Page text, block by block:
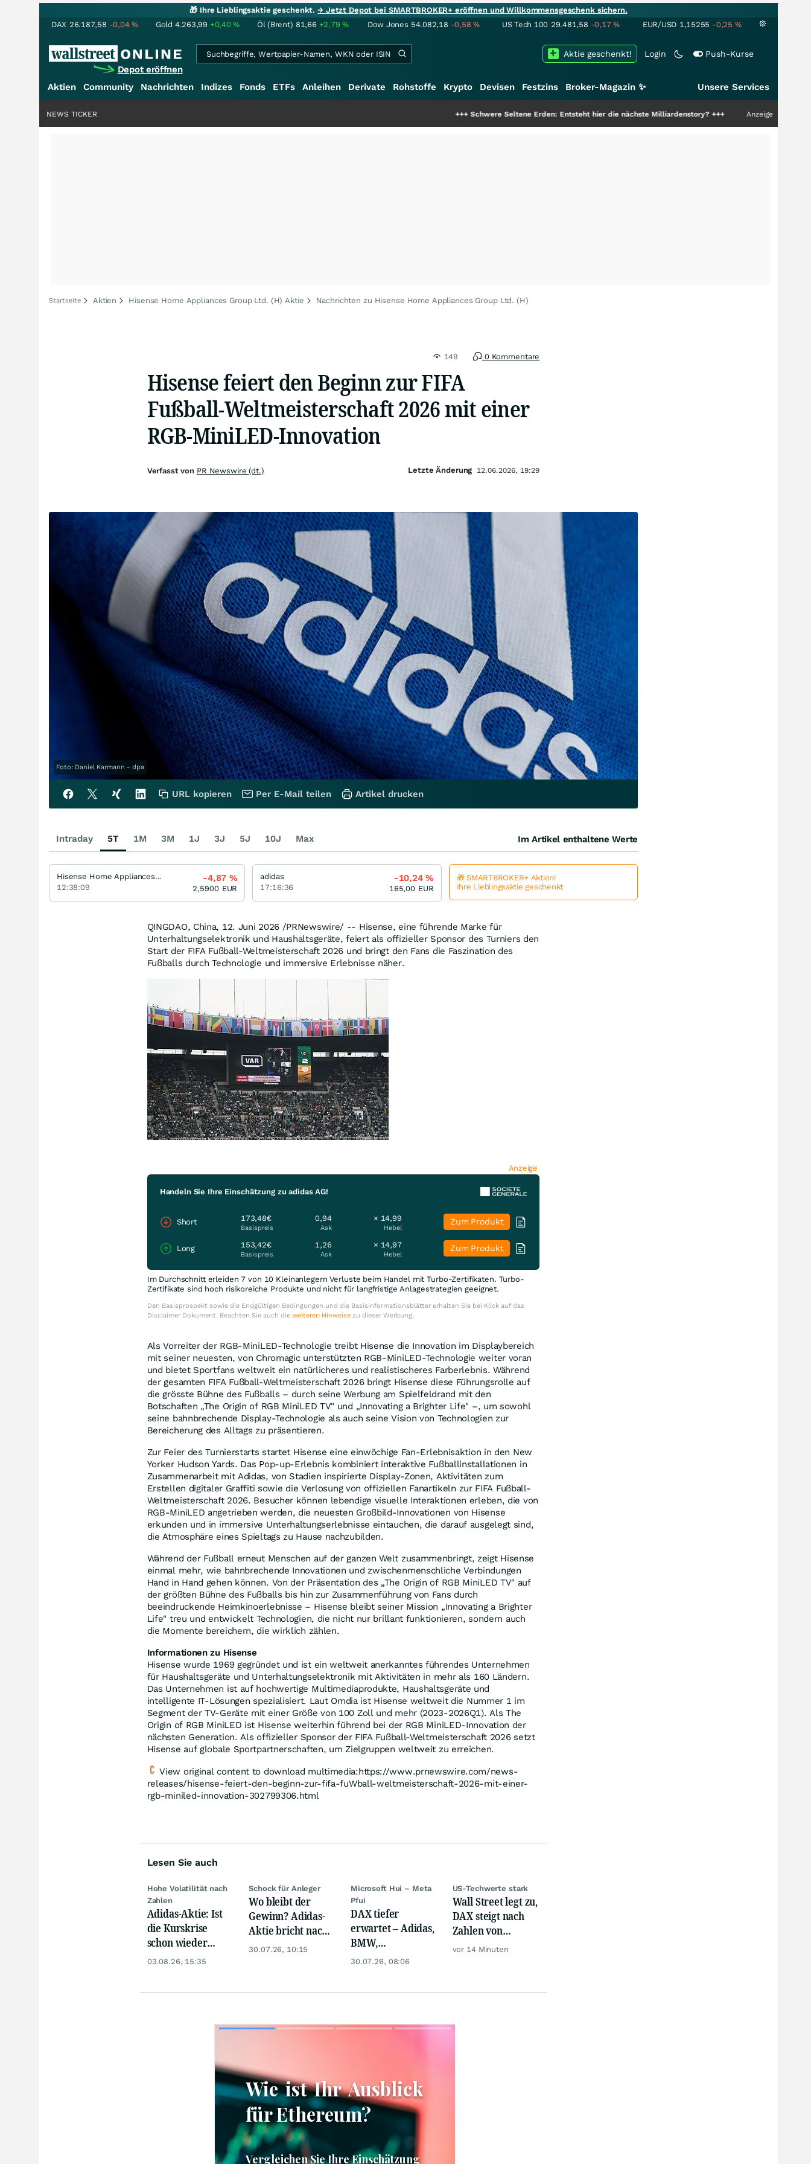
🎁 Ihre Lieblingsaktie geschenkt.→ Jetzt Depot bei SMARTBROKER+ eröffnen und Willkommensgeschenk sichern.
DAX 26.187,58 -0,04% Gold 4.263,99 +0,40% Öl (Brent) 81,66 +2,79% Dow Jones 54.082,18 -0,58% US Tech 100 29.481,58 -0,17% EUR/USD 1,15255 -0,25 %
Depot eröffnen
Login Push-Kurse
Aktie geschenkt!
Aktien Community Nachrichten Indizes Fonds ETFs Anleihen Derivate Rohstoffe Krypto Devisen Festzins Broker-Magazin ✨ Unsere Services
Schwere Seltene Erden: Entsteht hier die nächste Milliardenstory?+++ Anzeige
NEWS TICKER
Startseite Aktien Hisense Home Appliances Group Ltd. (H) Aktie Nachrichten zu Hisense Home Appliances Group Ltd. (H)
149 0 Kommentare
Hisense feiert den Beginn zur FIFA
Fußball-Weltmeisterschaft 2026 mit einer
RGB-MiniLED-Innovation
Foto: Daniel Karmann - dpa
QINGDAO, China, 12. Juni 2026/PRNewswire/ -- Hisense, eine führende Marke für
Unterhaltungselektronik und Haushaltsgeräte, feiert als offizieller Sponsor des Turniers den
Start der FIFA Fußball-Weltmeisterschaft 2026 und bringt den Fans die Faszination des
Fußballs durch Technologie und immersive Erlebnisse näher.
Anzeige
Handeln Sie Ihre Einschätzung zu adidas AG!
Short 173,48€
Basispreis
0,94
Ask
× 14,99
Hebel
Zum Produkt
Long 153,42€
Basispreis
1,26
Ask
× 14,97
Hebel
Zum Produkt
Im Durchschnitt erleiden 7 von 10 Kleinanlegern Verluste beim Handel mit Turbo-Zertifikaten. Turbo-
Zertifikate sind hoch risikoreiche Produkte und nicht für langfristige Anlagestrategien geeignet.
Den Basisprospekt sowie die Endgültigen Bedingungen und die Basisinformationsblätter erhalten Sie bei Klick auf das
Disclaimer Dokument. Beachten Sie auch die weiteren Hinweisezu dieser Werbung.
Als Vorreiter der RGB-MiniLED-Technologie treibt Hisense die Innovation im Displaybereich
mit seiner neuesten, von Chromagic unterstützten RGB-MiniLED-Technologie weiter voran
und bietet Sportfans weltweit ein natürlicheres und realistischeres Farberlebnis. Während
der gesamten FIFA Fußball-Weltmeisterschaft 2026 bringt Hisense diese Führungsrolle auf
die grösste Bühne des Fußballs – durch seine Werbung am Spielfeldrand mit den
Botschaften „The Origin of RGB MiniLED TV" und „Innovating a Brighter Life" –, um sowohl
seine bahnbrechende Display-Technologie als auch seine Vision von Technologien zur
Bereicherung des Alltags zu präsentieren.
Zur Feier des Turnierstarts startet Hisense eine einwöchige Fan-Erlebnisaktion in den New
Yorker Hudson Yards. Das Pop-up-Erlebnis kombiniert interaktive Fußballinstallationen in
Zusammenarbeit mit Adidas, von Stadien inspirierte Display-Zonen, Aktivitäten zum
Erstellen digitaler Graffiti sowie die Verlosung von offiziellen Fanartikeln zur FIFA Fußball-
Weltmeisterschaft 2026. Besucher können lebendige visuelle Interaktionen erleben, die von
RGB-MiniLED angetrieben werden, die neuesten Großbild-Innovationen von Hisense
erkunden und in immersive Unterhaltungserlebnisse eintauchen, die darauf ausgelegt sind,
die Atmosphäre eines Spieltags zu Hause nachzubilden.
Während der Fußball erneut Menschen auf der ganzen Welt zusammenbringt, zeigt Hisense
einmal mehr, wie bahnbrechende Innovationen und zwischenmenschliche Verbindungen
Hand in Hand gehen können. Von der Präsentation des „The Origin of RGB MiniLED TV" auf
der größten Bühne des Fußballs bis hin zur Zusammenführung von Fans durch
beeindruckende Heimkinoerlebnisse – Hisense bleibt seiner Mission „Innovating a Brighter
Life" treu und entwickelt Technologien, die nicht nur brillant funktionieren, sondern auch
die Momente bereichern, die wirklich zählen.
Informationen zu Hisense
Hisense wurde 1969 gegründet und ist ein weltweit anerkanntes führendes Unternehmen
für Haushaltsgeräte und Unterhaltungselektronik mit Aktivitäten in mehr als 160 Ländern.
Das Unternehmen ist auf hochwertige Multimediaprodukte, Haushaltsgeräte und
intelligente IT-Lösungen spezialisiert. Laut Omdia ist Hisense weltweit die Nummer 1 im
Segment der TV-Geräte mit einer Größe von 100 Zoll und mehr (2023-2026Q1). Als The
Origin of RGB MiniLED ist Hisense weiterhin führend bei der RGB MiniLED-Innovation der
nächsten Generation. Als offizieller Sponsor der FIFA Fußball-Weltmeisterschaft 2026 setzt
Hisense auf globale Sportpartnerschaften, um Zielgruppen weltweit zu erreichen.
View original content to download multimedia:https://www.prnewswire.com/news-
releases/hisense-feiert-den-beginn-zur-fifa-fuWball-weltmeisterschaft-2026-mit-einer-
rgb-miniled-innovation-302799306.html
Lesen Sie auch
Hohe Volatilität nach
Zahlen
Adidas-Aktie: Ist
die Kurskrise
schon wieder
abgehakt?
03.08.26, 15:35
Schock für Anleger
Wo bleibt der
Gewinn? Adidas-
Aktie bricht nach
den Zahlen
30.07.26, 10:15
Microsoft Hui – Meta
Pfui
DAX tiefer
erwartet – Adidas,
BMW,
Nemetscheck und
30.07.26, 08:06
US-Techwerte stark
Wall Street legt zu,
DAX steigt nach
Zahlen von
Telekom, Henkel
vor 14 Minuten
Verfasst von PR Newswire (dt.) Letzte Änderung 12.06.2026, 19:29
URL kopieren Per E-Mail teilen Artikel drucken
Intraday 5T 1M 3M 1J 3J 5J 10J Max Im Artikel enthaltene Werte
Hisense Home Appliances Group Ltd. (H)
12:38:09
-4,87 %
2,5900 EUR
adidas
17:16:36
-10,24 %
165,00 EUR
🎁 SMARTBROKER+ Aktion!
Ihre Lieblingsaktie geschenkt